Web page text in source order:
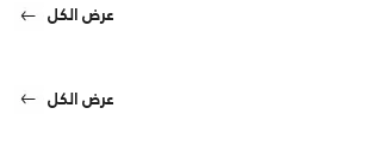
عرض الكل
عرض الكل